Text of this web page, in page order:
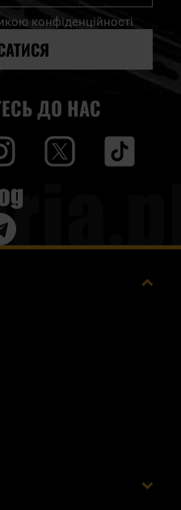
конфіденційності
ДО НАС